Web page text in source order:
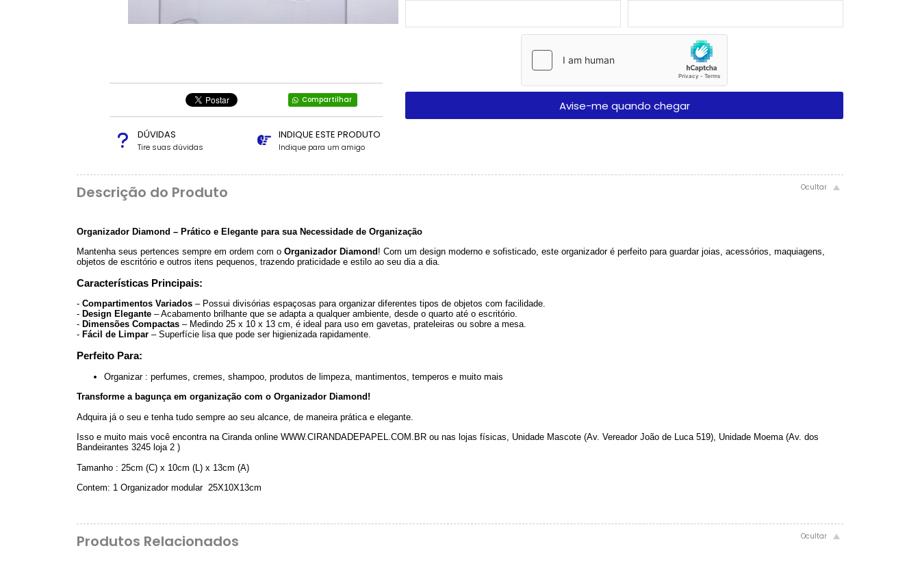
Compartilhar
DÚVIDAS
Tire suas dúvidas
INDIQUE ESTE PRODUTO
Indique para um amigo
Avise-me quando chegar
Descrição do Produto
Organizador Diamond – Prático e Elegante para sua Necessidade de Organização
Mantenha seus pertences sempre em ordem com o Organizador Diamond ! Com um design moderno e sofisticado, este organizador é perfeito para guardar joias, acessórios, maquiagens,
objetos de escritório e outros itens pequenos, trazendo praticidade e estilo ao seu dia a dia.
Características Principais:
- Compartimentos Variados – Possui divisórias espaçosas para organizar diferentes tipos de objetos com facilidade.
- Design Elegante – Acabamento brilhante que se adapta a qualquer ambiente, desde o quarto até o escritório.
- Dimensões Compactas – Medindo 25 x 10 x 13 cm, é ideal para uso em gavetas, prateleiras ou sobre a mesa.
- Fácil de Limpar – Superfície lisa que pode ser higienizada rapidamente.
Perfeito Para:
Organizar : perfumes, cremes, shampoo, produtos de limpeza, mantimentos, temperos e muito mais
Transforme a bagunça em organização com o Organizador Diamond!
Adquira já o seu e tenha tudo sempre ao seu alcance, de maneira prática e elegante.
Isso e muito mais você encontra na Ciranda online WWW.CIRANDADEPAPEL.COM.BR ou nas lojas físicas, Unidade Mascote (Av. Vereador João de Luca 519), Unidade Moema (Av. dos
Bandeirantes 3245 loja 2 )
Tamanho : 25cm (C) x 10cm (L) x 13cm (A)
Contem: 1 Organizador modular 25X10X13cm
Produtos Relacionados